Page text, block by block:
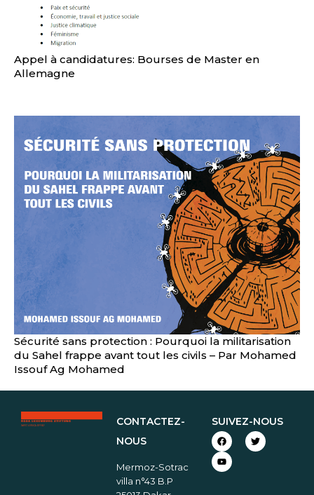
Appel à candidatures: Bourses de Master en
Allemagne
Sécurité sans protection : Pourquoi la militarisation
du Sahel frappe avant tout les civils – Par Mohamed
Issouf Ag Mohamed
CONTACTEZ-
NOUS
Mermoz-Sotrac
villa n°43 B.P
SUIVEZ-NOUS